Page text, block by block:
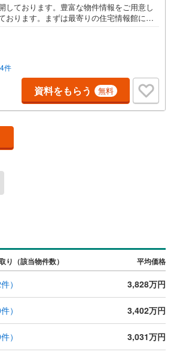
しております。豊富な物件情報をご用意し
おります。まずは最寄りの住宅情報館にお
概算も行っております。しっかりとした
すので、お気軽にご相談ください。
件
資料をもらう 無料
り（該当物件数） 平均価格
件） 3,828万円
件） 3,402万円
件） 3,031万円
大和市( 67)
中郡二宮町(12)
足柄上郡松田町(1)
角地 （1）
床下収納（1）